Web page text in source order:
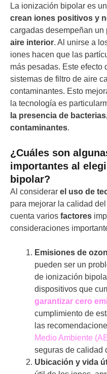
La ionización bipolar es
crean iones positivos y
cargadas desempeñan un
aire interior. Al unirse a
iones hacen que las
más pesadas. Este efecto
sistemas de filtro de aire
contaminantes. Esto
la tecnología es
la presencia de
contaminantes.
¿Cuáles son
importantes al
bipolar?
Al considerar el uso de
para mejorar la calidad
cuenta varios factores
consideraciones
Emisiones de
pueden ser un
de ionización
dispositivos que
garantizar cero
cumplimiento de
las
Medio Ambiente
seguras de calidad
Ubicación y vida